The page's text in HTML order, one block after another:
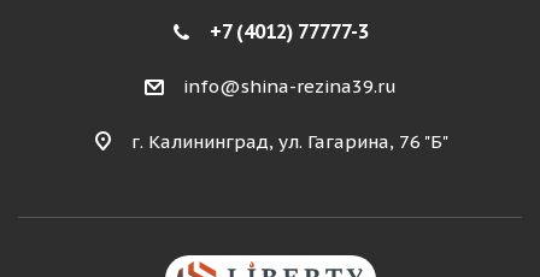
+7 (4012) 77777-3
info@shina-rezina39.ru
г. Калининград, ул. Гагарина, 76 "Б"